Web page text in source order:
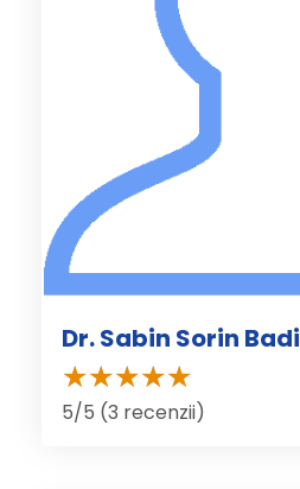
Dr. Sabin Sorin Badi
5/5 (3 recenzii)